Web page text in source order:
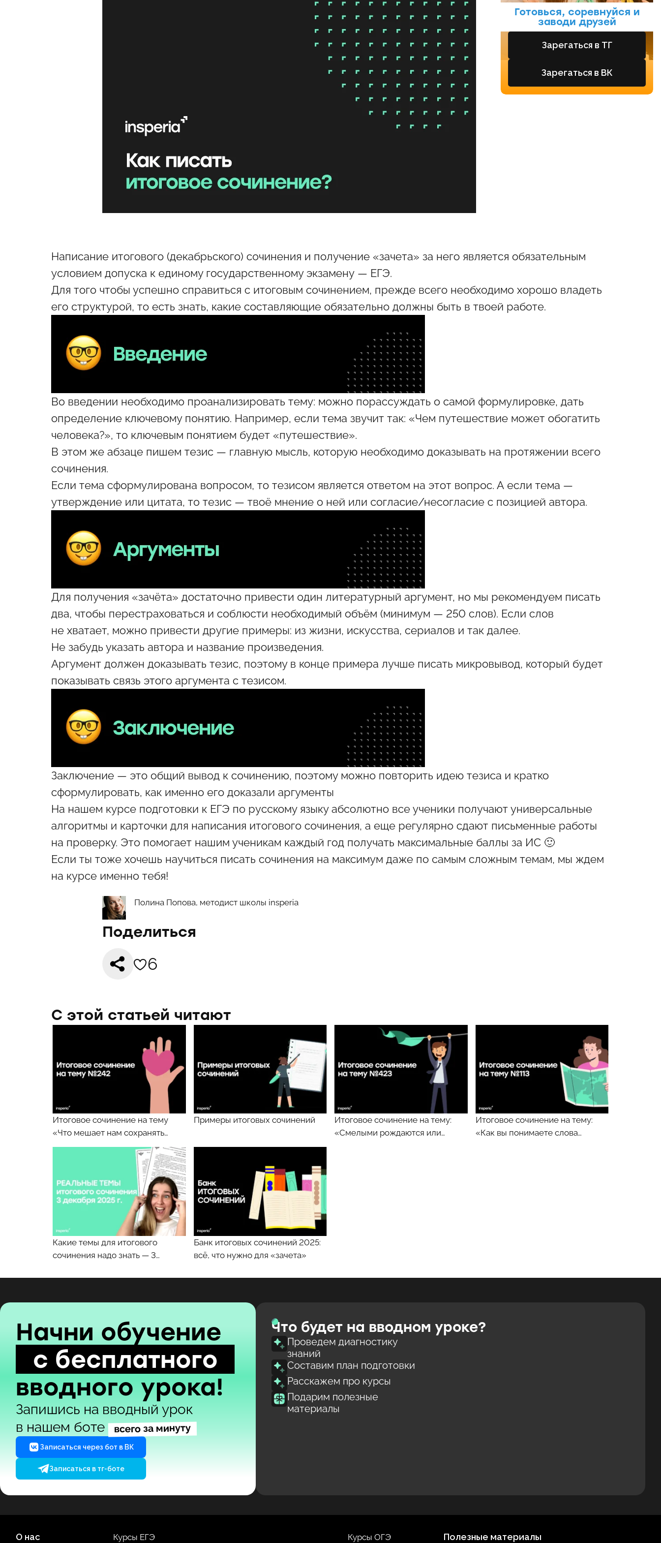
Написание итогового (декабрьского) сочинения и получение «зачета» за него является обязательным
условием допуска к единому государственному экзамену — ЕГЭ.
Для того чтобы успешно справиться с итоговым сочинением, прежде всего необходимо хорошо владеть
его структурой, то есть знать, какие составляющие обязательно должны быть в твоей работе.
Во введении необходимо проанализировать тему: можно порассуждать о самой формулировке, дать
определение ключевому понятию. Например, если тема звучит так: «Чем путешествие может обогатить
человека?», то ключевым понятием будет «путешествие».
В этом же абзаце пишем тезис — главную мысль, которую необходимо доказывать на протяжении всего
сочинения.
Если тема сформулирована вопросом, то тезисом является ответом на этот вопрос. А если тема —
утверждение или цитата, то тезис — твоё мнение о ней или согласие/несогласие с позицией автора.
Для получения «зачёта» достаточно привести один литературный аргумент, но мы рекомендуем писать
два, чтобы перестраховаться и соблюсти необходимый объём (минимум — 250 слов). Если слов
не хватает, можно привести другие примеры: из жизни, искусства, сериалов и так далее.
Не забудь указать автора и название произведения.
Аргумент должен доказывать тезис, поэтому в конце примера лучше писать микровывод, который будет
показывать связь этого аргумента с тезисом.
Заключение — это общий вывод к сочинению, поэтому можно повторить идею тезиса и кратко
сформулировать, как именно его доказали аргументы
На нашем курсе подготовки к ЕГЭ по русскому языкуабсолютно все ученики получают универсальные
алгоритмы и карточки для написания итогового сочинения, а еще регулярно сдают письменные работы
на проверку. Это помогает нашим ученикам каждый год получать максимальные баллы за ИС 🙂
Если ты тоже хочешь научиться писать сочинения на максимум даже по самым сложным темам, мы ждем
на курсе именно тебя!
Полина Попова, методист школы insperia
Поделиться
6
Готовься, соревнуйся и
заводи друзей
Зарегаться в ТГ
Зарегаться в ВК
С этой статьей читают
Итоговое сочинение на тему
«Что мешает нам сохранять…
Примеры итоговых сочинений
Итоговое сочинение на тему:
«Смелыми рождаются или…
Итоговое сочинение на тему:
«Как вы понимаете слова…
Какие темы для итогового
сочинения надо знать — 3…
Банк итоговых сочинений 2025:
всё, что нужно для «зачета»
Начни обучение
с бесплатного
вводного урока!
Запишись на вводный урок
в нашем боте всего за минуту
Записаться через бот в ВК
Записаться в тг-боте
Что будет на вводном уроке?
Проведем диагностику
знаний
Составим план подготовки
Расскажем про курсы
Подарим полезные
материалы
О нас Курсы ЕГЭ Курсы ОГЭ Полезные материалы